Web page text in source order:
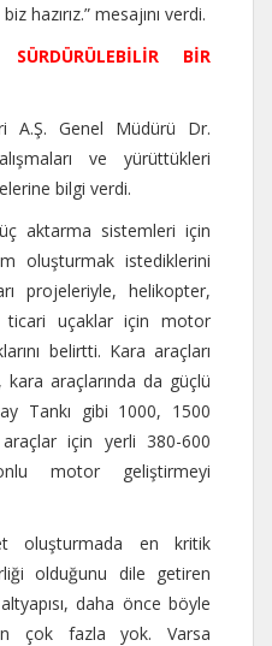
hazırız.” mesajını verdi.
BİR
A.Ş. Genel Müdürü Dr.
ve yürüttükleri
bilgi verdi.
aktarma sistemleri için
oluşturmak istediklerini
projeleriyle, helikopter,
ticari uçaklar için motor
belirtti. Kara araçları
araçlarında da güçlü
Tankı gibi 1000, 1500
için yerli 380-600
motor geliştirmeyi
oluşturmada en kritik
olduğunu dile getiren
daha önce böyle
çok fazla yok. Varsa